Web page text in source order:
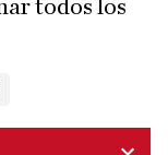
todos los